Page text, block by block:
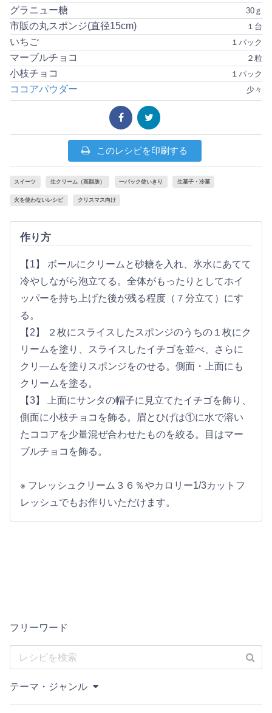
30ｇ
グラニュー糖
１台
市販の丸スポンジ(直径15cm)
１パック
いちご
２粒
マーブルチョコ
１パック
小枝チョコ
少々
ココアパウダー
このレシピを印刷する
スイーツ 生クリーム（高脂肪） 一パック使いきり 生菓子・冷菓
火を使わないレシピ クリスマス向け
作り方
【1】 ボールにクリームと砂糖を入れ、氷水にあてて
冷やしながら泡立てる。全体がもったりとしてホイ
ッパーを持ち上げた後が残る程度（７分立て）にす
る。
【2】 ２枚にスライスしたスポンジのうちの１枚にク
リームを塗り、スライスしたイチゴを並べ、さらに
クリ―ムを塗りスポンジをのせる。側面・上面にも
クリームを塗る。
【3】 上面にサンタの帽子に見立てたイチゴを飾り、
側面に小枝チョコを飾る。眉とひげは①に水で溶い
たココアを少量混ぜ合わせたものを絞る。目はマー
ブルチョコを飾る。
※ フレッシュクリーム３６％やカロリー1/3カットフ
レッシュでもお作りいただけます。
フリーワード
テーマ・ジャンル